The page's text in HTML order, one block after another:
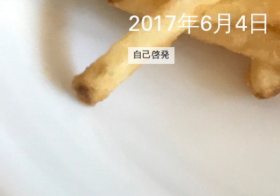
2017年6月4日
自己啓発